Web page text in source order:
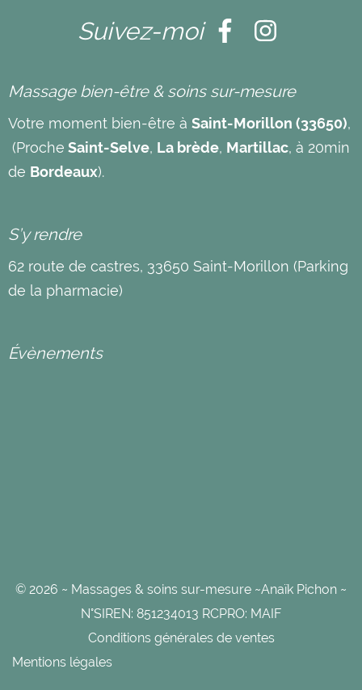
Suivez-moi
Massage bien-être & soins sur-mesure
Votre moment bien-être à Saint-Morillon (33650),
(Proche Saint-Selve, La brède, Martillac, à 20min
de Bordeaux).
S’y rendre
62 route de castres, 33650 Saint-Morillon (Parking
de la pharmacie)
Évènements
© 2026 ~ Massages & soins sur-mesure ~Anaïk Pichon ~
N°SIREN: 851234013 RCPRO: MAIF
Conditions générales de ventes
Mentions légales